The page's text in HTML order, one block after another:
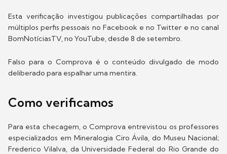
Esta verificação investigou publicações compartilhadas por
múltiplos perfis pessoais no Facebook e no Twitter e no canal
BomNotíciasTV, no YouTube, desde 8 de setembro.
Falso para o Comprova é o conteúdo divulgado de modo
deliberado para espalhar uma mentira.
Como verificamos
Para esta checagem, o Comprova entrevistou os professores
especializados em Mineralogia Ciro Ávila, do Museu Nacional;
Frederico Vilalva, da Universidade Federal do Rio Grande do